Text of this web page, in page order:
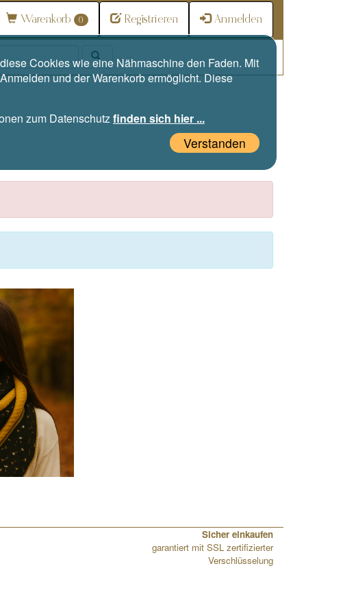
Warenkorb 0 Registrieren Anmelden
Sicher einkaufen
garantiert mit SSL zertifizierter
Verschlüsselung
Cookies wie eine Nähmaschine den Faden. Mit
und der Warenkorb ermöglicht. Diese
zum Datenschutzfinden sich hier ...
Verstanden